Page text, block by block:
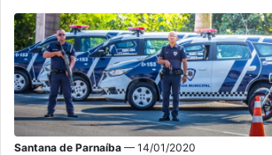
Santana de Parnaíba — 14/01/2020